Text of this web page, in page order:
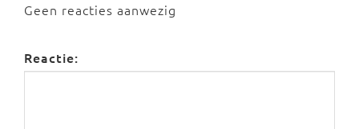
Geen reacties aanwezig
Reactie: